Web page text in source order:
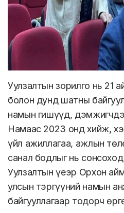
Уулзалтын зорилго нь 21
болон дунд шатны
намын гишүүд,
Намаас 2023 онд хийж,
үйл ажиллагаа, ажлын
санал бодлыг нь
Уулзалтын үеэр Орхон
улсын тэргүүний намын
байгууллагаар тодорч